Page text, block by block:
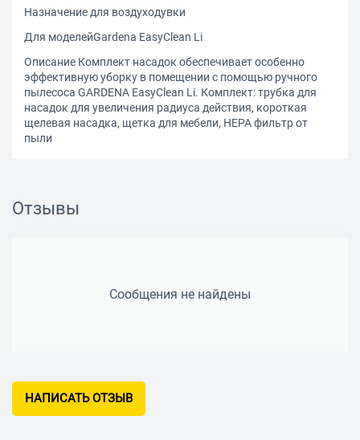
Назначение для воздуходувки
Для моделейGardena EasyClean Li
Описание Комплект насадок обеспечивает особенно
эффективную уборку в помещении с помощью ручного
пылесоса GARDENA EasyClean Li. Комплект: трубка для
насадок для увеличения радиуса действия, короткая
щелевая насадка, щетка для мебели, HEPA фильтр от
пыли
Отзывы
Сообщения не найдены
НАПИСАТЬ ОТЗЫВ